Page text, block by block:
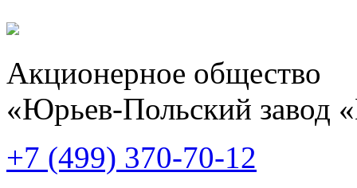
Акционерное общество
«Юрьев-Польский завод
+7 (499) 370-70-12